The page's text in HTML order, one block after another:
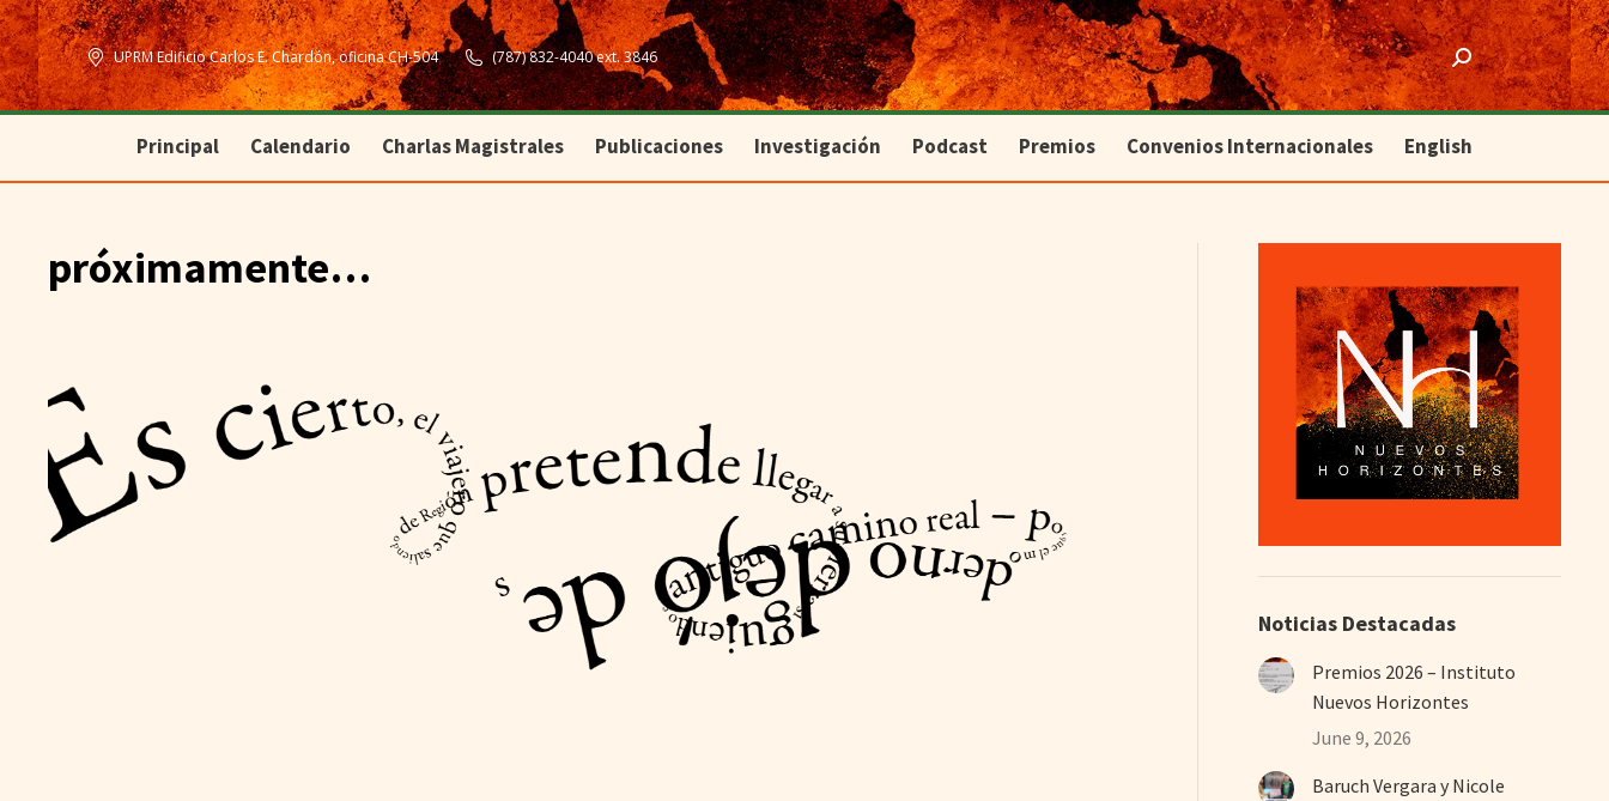
UPRM Edificio Carlos E. Chardón, oficina CH-504 (787) 832-4040 ext. 3846 Search:
Principal Calendario Charlas Magistrales Publicaciones Investigación Podcast Premios Convenios Internacionales English
próximamente…
Noticias Destacadas
Premios 2026 – Instituto
Nuevos Horizontes
June 9, 2026
Baruch Vergara y Nicole
Principal Calendario Charlas Magistrales Publicaciones Investigación Podcast Premios Convenios Internacionales English